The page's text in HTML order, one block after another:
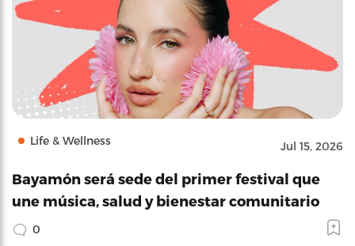
Life & Wellness Jul 15, 2026
Bayamón será sede del primer festival que
une música, salud y bienestar comunitario
0